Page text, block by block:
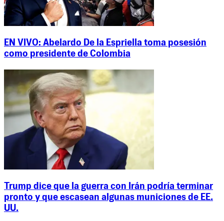
EN VIVO: Abelardo De la Espriella toma posesión
como presidente de Colombia
Trump dice que la guerra con Irán podría terminar
pronto y que escasean algunas municiones de EE.
UU.